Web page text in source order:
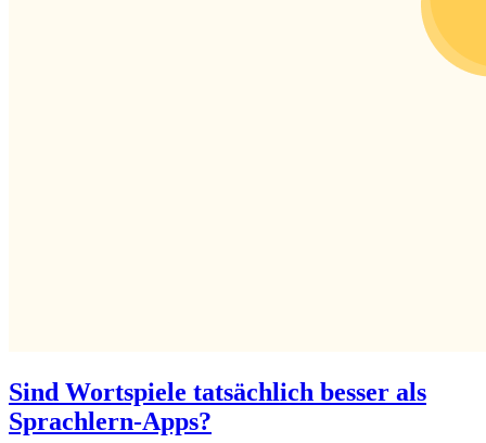
Sind Wortspiele tatsächlich besser als
Sprachlern-Apps?